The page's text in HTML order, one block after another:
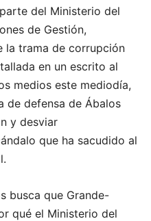
del Ministerio del
de Gestión,
la trama de corrupción
en un escrito al
medios este mediodía,
de defensa de Ábalos
y desviar
que ha sacudido al
busca que Grande-
qué el Ministerio del